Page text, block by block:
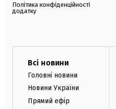
Політика конфіденційності
додатку
Всі новини
Головні новини
Новини України
Прямий ефір